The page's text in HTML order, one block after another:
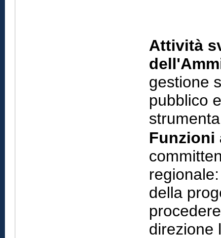
Attività
gestione
pubblico
della
direzione